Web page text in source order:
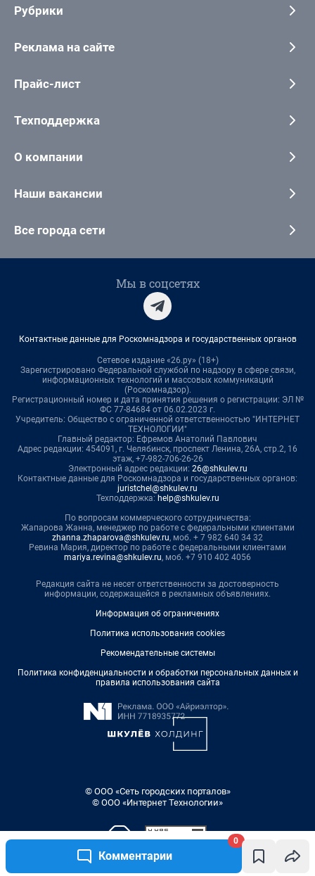
Комментарии
0
Рубрики
Реклама на сайте
Прайс-лист
Техподдержка
О компании
Наши вакансии
Все города сети
Мы в соцсетях
Контактные данные для Роскомнадзора и государственных органов
Сетевое издание «26.ру» (18+)
Зарегистрировано Федеральной службой по надзору в сфере связи,
информационных технологий и массовых коммуникаций
(Роскомнадзор).
Регистрационный номер и дата принятия решения о регистрации: ЭЛ №
ФС 77-84684 от 06.02.2023 г.
Учредитель: Общество с ограниченной ответственностью "ИНТЕРНЕТ
ТЕХНОЛОГИИ"
Главный редактор: Ефремов Анатолий Павлович
Адрес редакции: 454091, г. Челябинск, проспект Ленина, 26А, стр.2, 16
этаж, +7-982-706-26-26
Электронный адрес редакции: 26@shkulev.ru
Контактные данные для Роскомнадзора и государственных органов:
juristchel@shkulev.ru
Техподдержка: help@shkulev.ru
По вопросам коммерческого сотрудничества:
Жапарова Жанна, менеджер по работе с федеральными клиентами
zhanna.zhaparova@shkulev.ru, моб. + 7 982 640 34 32
Ревина Мария, директор по работе с федеральными клиентами
mariya.revina@shkulev.ru, моб. +7 910 402 4056
Редакция сайта не несет ответственности за достоверность
информации, содержащейся в рекламных объявлениях.
Информация об ограничениях
Политика использования cookies
Рекомендательные системы
Политика конфиденциальности и обработки персональных данных и
правила использования сайта
© ООО «Сеть городских порталов»
© ООО «Интернет Технологии»